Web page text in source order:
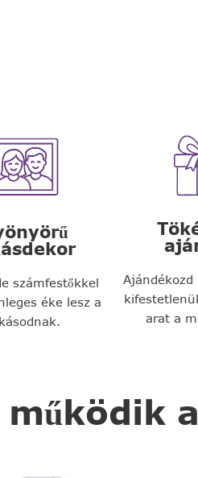
számfestőkkel
éke lesz a
arat a